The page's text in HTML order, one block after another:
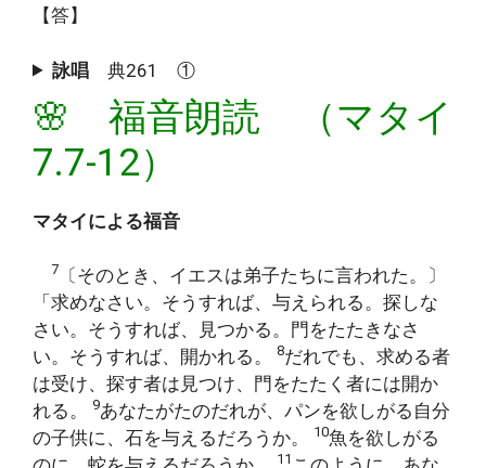
【答】
詠唱 典261 ①
🌸 福音朗読 （マタイ
7.7-12）
マタイによる福音
7
〔そのとき、イエスは弟子たちに言われた。〕
「求めなさい。そうすれば、与えられる。探しな
さい。そうすれば、見つかる。門をたたきなさ
い。そうすれば、開かれる。
8だれでも、求める者
は受け、探す者は見つけ、門をたたく者には開か
れる。
9あなたがたのだれが、パンを欲しがる自分
の子供に、石を与えるだろうか。
10魚を欲しがる
11